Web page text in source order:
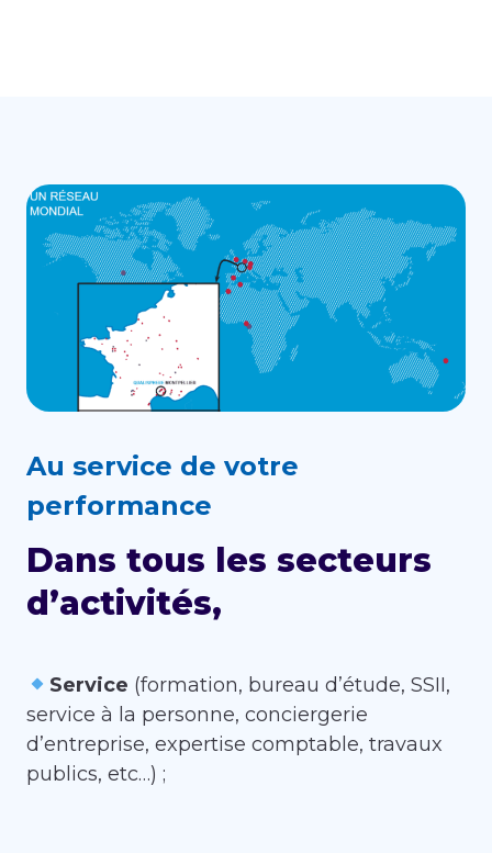
Au service de votre
performance
Dans tous les secteurs
d’activités,
Service (formation, bureau d’étude, SSII,
service à la personne, conciergerie
d’entreprise, expertise comptable, travaux
publics, etc…) ;